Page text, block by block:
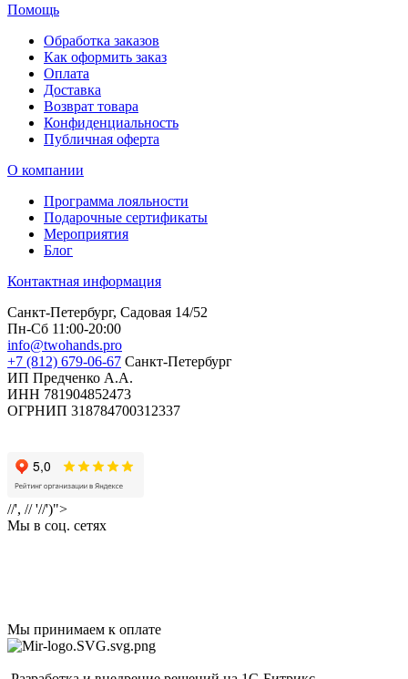
Помощь
Обработка заказов
Как оформить заказ
Оплата
Доставка
Возврат товара
Конфиденциальность
Публичная оферта
О компании
Программа лояльности
Подарочные сертификаты
Мероприятия
Блог
Контактная информация
Санкт-Петербург, Садовая 14/52
Пн-Сб 11:00-20:00
info@twohands.pro
+7 (812) 679-06-67 Санкт-Петербург
ИП Предченко А.А.
ИНН 781904852473
ОГРНИП 318784700312337
//', // '//')">
Мы в соц. сетях
Мы принимаем к оплате